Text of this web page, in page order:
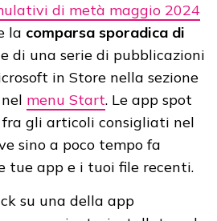
di metà maggio 2024
la comparsa sporadica di
di una serie di pubblicazioni
in Store nella sezione
menu Start. Le app spot
gli articoli consigliati nel
sino a poco tempo fa
tue app e i tuoi file recenti.
su una della app